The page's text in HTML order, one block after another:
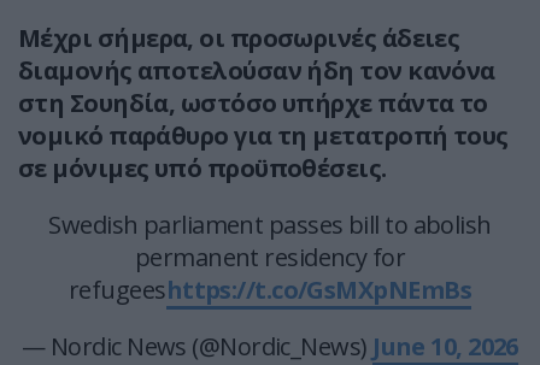
Μέχρι σήμερα, οι προσωρινές άδειες
διαμονής αποτελούσαν ήδη τον κανόνα
στη Σουηδία, ωστόσο υπήρχε πάντα το
νομικό παράθυρο για τη μετατροπή τους
σε μόνιμες υπό προϋποθέσεις.
Swedish parliament passes bill to abolish
permanent residency for
refugeeshttps://t.co/GsMXpNEmBs
— Nordic News (@Nordic_News) June 10, 2026